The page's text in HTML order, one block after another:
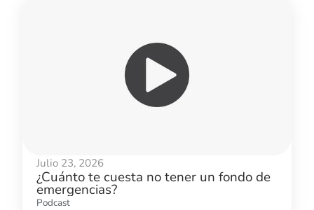
Julio 23, 2026
¿Cuánto te cuesta no tener un fondo de
emergencias?
Podcast